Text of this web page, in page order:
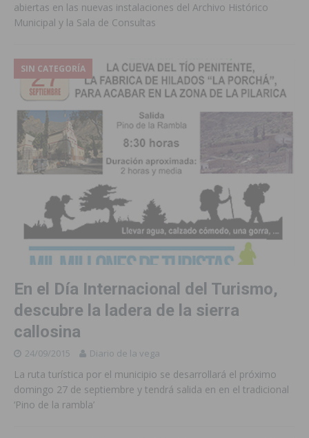
abiertas en las nuevas instalaciones del Archivo Histórico
Municipal y la Sala de Consultas
SIN CATEGORÍA
En el Día Internacional del Turismo,
descubre la ladera de la sierra
callosina
24/09/2015 Diario de la vega
La ruta turística por el municipio se desarrollará el próximo
domingo 27 de septiembre y tendrá salida en en el tradicional
‘Pino de la rambla’